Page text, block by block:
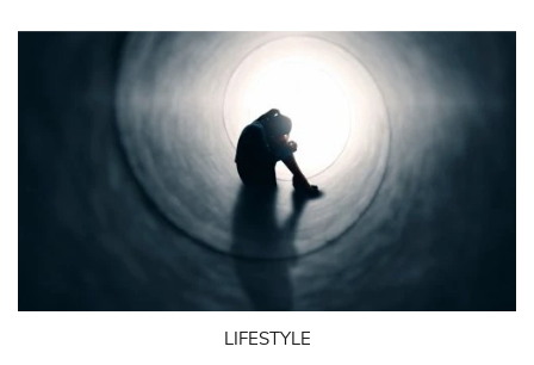
LIFESTYLE